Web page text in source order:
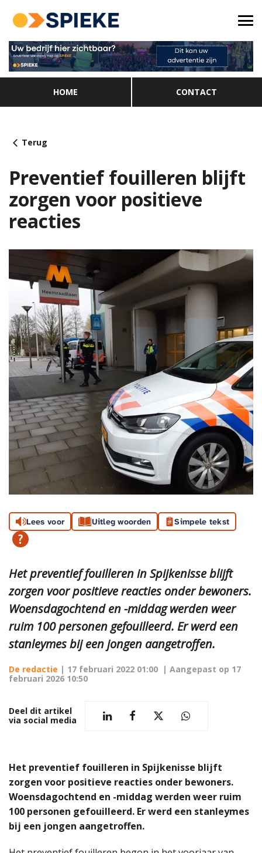
HOME CONTACT
Terug
Preventief fouilleren blijft
zorgen voor positieve
reacties
Lees voor Uitleg woorden Simpele tekst
Het preventief fouilleren in Spijkenisse blijft
zorgen voor positieve reacties onder bewoners.
Woensdagochtend en -middag werden weer
ruim 100 personen gefouilleerd. Er werd een
stanleymes bij een jongen aangetroffen.
De redactie | 17 februari 2022 01:00 | Aangepast op 17
februari 2026 10:50
Deel dit artikel
via social media
Het preventief fouilleren in Spijkenisse blijft
zorgen voor positieve reacties onder bewoners.
Woensdagochtend en -middag werden weer ruim
100 personen gefouilleerd. Er werd een stanleymes
bij een jongen aangetroffen.